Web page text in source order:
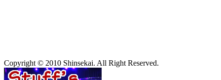
Copyright © 2010 Shinsekai. All Right Reserved.